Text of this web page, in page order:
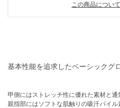
この商品につい
基本性能を追求したベーシックグ
甲側にはストレッチ性に優れた素材と
親指部にはソフトな肌触りの吸汗パイル